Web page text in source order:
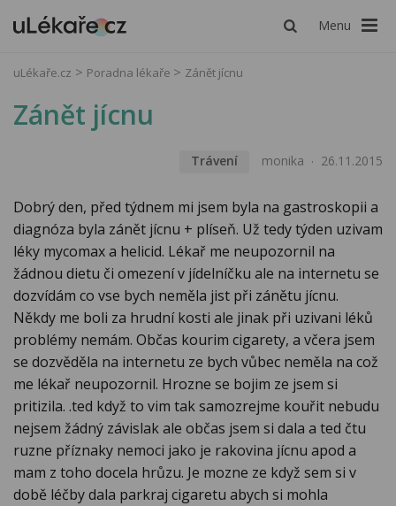
Menu
uLékaře.cz Poradna lékaře Zánět jícnu
Zánět jícnu
Trávení monika 26.11.2015
Dobrý den, před týdnem mi jsem byla na gastroskopii a
diagnóza byla zánět jícnu + plíseň. Už tedy týden uzivam
léky mycomax a helicid. Lékař me neupozornil na
žádnou dietu či omezení v jídelníčku ale na internetu se
dozvídám co vse bych neměla jist při zánětu jícnu.
Někdy me boli za hrudní kosti ale jinak při uzivani léků
problémy nemám. Občas kourim cigarety, a včera jsem
se dozvěděla na internetu ze bych vůbec neměla na což
me lékař neupozornil. Hrozne se bojim ze jsem si
pritizila. .ted když to vim tak samozrejme kouřit nebudu
nejsem žádný závislak ale občas jsem si dala a ted čtu
ruzne příznaky nemoci jako je rakovina jícnu apod a
mam z toho docela hrůzu. Je mozne ze když sem si v
době léčby dala parkraj cigaretu abych si mohla